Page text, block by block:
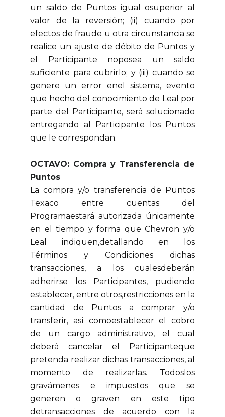
un saldo de Puntos igual osuperior al
valor de la reversión; (ii) cuando por
efectos de fraude u otra circunstancia se
realice un ajuste de débito de Puntos y
el Participante noposea un saldo
suficiente para cubrirlo; y (iii) cuando se
genere un error enel sistema, evento
que hecho del conocimiento de Leal por
parte del Participante, será solucionado
entregando al Participante los Puntos
que le correspondan.
OCTAVO: Compra y Transferencia de
Puntos
La compra y/o transferencia de Puntos
Texaco entre cuentas del
Programaestará autorizada únicamente
en el tiempo y forma que Chevron y/o
Leal indiquen,detallando en los
Términos y Condiciones dichas
transacciones, a los cualesdeberán
adherirse los Participantes, pudiendo
establecer, entre otros,restricciones en la
cantidad de Puntos a comprar y/o
transferir, así comoestablecer el cobro
de un cargo administrativo, el cual
deberá cancelar el Participanteque
pretenda realizar dichas transacciones, al
momento de realizarlas. Todoslos
gravámenes e impuestos que se
generen o graven en este tipo
detransacciones de acuerdo con la